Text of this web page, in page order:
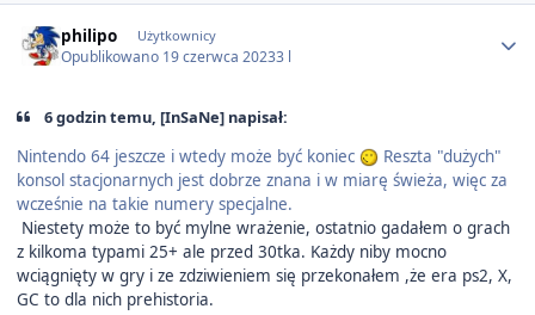
philipo Użytkownicy
Opublikowano 19 czerwca 20233 l
6 godzin temu, [InSaNe] napisał:
Nintendo 64 jeszcze i wtedy może być koniec
Reszta "dużych"
konsol stacjonarnych jest dobrze znana i w miarę świeża, więc za
wcześnie na takie numery specjalne.
Niestety może to być mylne wrażenie, ostatnio gadałem o grach
z kilkoma typami 25+ ale przed 30tka. Każdy niby mocno
wciągnięty w gry i ze zdziwieniem się przekonałem ,że era ps2, X,
GC to dla nich prehistoria.